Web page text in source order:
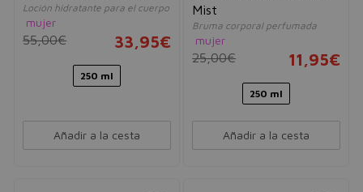
Loción hidratante para el cuerpo
mujer
55,00€ 33,95€
250 ml
Añadir a la cesta
Mist
Bruma corporal perfumada
mujer
25,00€ 11,95€
250 ml
Añadir a la cesta